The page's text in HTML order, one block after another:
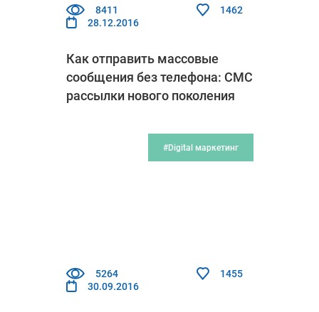
8411
1462
28.12.2016
Как отправить массовые
сообщения без телефона: СМС
рассылки нового поколения
#Digital маркетинг
5264
1455
30.09.2016